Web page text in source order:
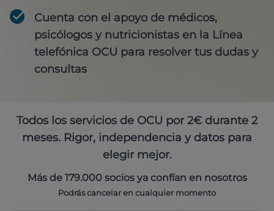
Cuenta con el apoyo de médicos,
psicólogos y nutricionistas en la Línea
telefónica OCU para resolver tus dudas y
consultas
Todos los servicios de OCU por 2€ durante 2
meses. Rigor, independencia y datos para
elegir mejor.
Más de 179.000 socios ya confían en nosotros
Podrás cancelar en cualquier momento